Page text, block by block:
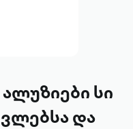
სი
და